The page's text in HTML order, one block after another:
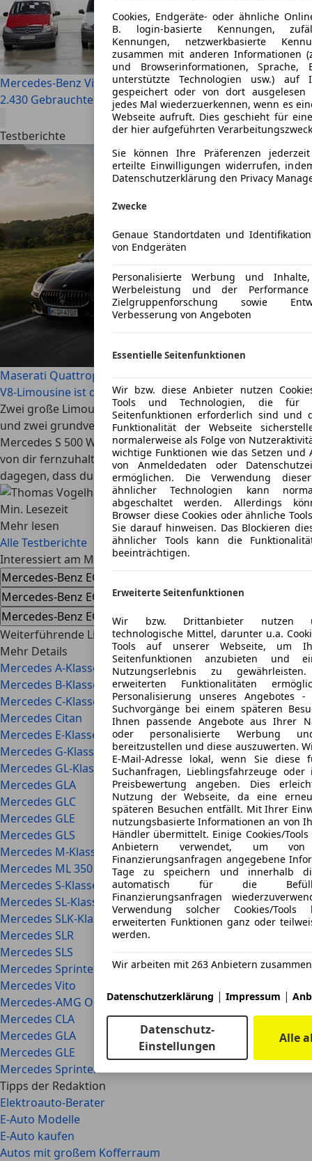
Mercedes-Benz Vito
2.430 Gebrauchte ab € 990
Testberichte
Maserati Quattroporte V vs. Mercedes S 500 W221: Welche
V8-Limousine ist der bessere Youngtimer?
Zwei große Limousinen, zwei frei saugende V8-Motoren
und zwei grundverschiedene Vorstellungen von Luxus: Der
Mercedes S 500 W221 versucht, die Straße möglichst weit
von dir fernzuhalten. Der Maserati Quattroporte V will
dagegen, dass du möglichst viel von ihr spürst.
Thomas Vogelhuber05.08.2026 · Ø 1
Min. Lesezeit
Mehr lesen
Alle Testberichte
Interessiert am Mercedes-Benz EQV
Mercedes-Benz EQV Gebrauchtwagen
Mercedes-Benz EQV Neuwagen
Mercedes-Benz EQV Händlerangebote
Weiterführende Links im Überblick
Mehr Details
Mercedes A-Klasse
Mercedes B-Klasse
Mercedes C-Klasse
Mercedes Citan
Mercedes E-Klasse
Mercedes G-Klasse
Mercedes GL-Klasse
Mercedes GLA
Mercedes GLC
Mercedes GLE
Mercedes GLS
Mercedes M-Klasse
Mercedes ML 350
Mercedes S-Klasse
Mercedes SL-Klasse
Mercedes SLK-Klasse
Mercedes SLR
Mercedes SLS
Mercedes Sprinter
Mercedes Vito
Mercedes-AMG ONE
Mercedes CLA
Mercedes GLA
Mercedes GLE
Mercedes Sprinter
Tipps der Redaktion
Elektroauto-Berater
E-Auto Modelle
E-Auto kaufen
Autos mit großem Kofferraum
Cookies, Endgeräte- oder ähnliche
B. login-basierte Kennungen,
Kennungen, netzwerkbasierte
zusammen mit anderen Informationen
und Browserinformationen, Sprache,
unterstützte Technologien usw.) auf
gespeichert oder von dort
jedes Mal wiederzuerkennen, wenn es
Webseite aufruft. Dies geschieht für
der hier aufgeführten
Sie können Ihre Präferenzen
erteilte Einwilligungen widerrufen,
Datenschutzerklärung den Privacy
Zwecke
Genaue Standortdaten und
von Endgeräten
Personalisierte Werbung und
Werbeleistung und der
Zielgruppenforschung sowie
Verbesserung von Angeboten
Essentielle Seitenfunktionen
Wir bzw. diese Anbieter nutzen
Tools und Technologien, die für
Seitenfunktionen erforderlich sind und
Funktionalität der Webseite
normalerweise als Folge von
wichtige Funktionen wie das Setzen und
von Anmeldedaten oder
ermöglichen. Die Verwendung
ähnlicher Technologien kann
abgeschaltet werden. Allerdings
Browser diese Cookies oder ähnliche
Sie darauf hinweisen. Das Blockieren
ähnlicher Tools kann die
beeinträchtigen.
Erweiterte Seitenfunktionen
Wir bzw. Drittanbieter nutzen
technologische Mittel, darunter u.a.
Tools auf unserer Webseite, um
Seitenfunktionen anzubieten und
Nutzungserlebnis zu
erweiterten Funktionalitäten
Personalisierung unseres Angebotes
Suchvorgänge bei einem späteren
Ihnen passende Angebote aus Ihrer
oder personalisierte Werbung
bereitzustellen und diese auszuwerten.
E-Mail-Adresse lokal, wenn Sie diese
Suchanfragen, Lieblingsfahrzeuge
Preisbewertung angeben. Dies
Nutzung der Webseite, da eine
späteren Besuchen entfällt. Mit Ihrer
nutzungsbasierte Informationen an von
Händler übermittelt. Einige Cookies/
Anbietern verwendet, um
Finanzierungsanfragen angegebene
Tage zu speichern und innerhalb
automatisch für die
Finanzierungsanfragen
Verwendung solcher Cookies/Tools
erweiterten Funktionen ganz oder
werden.
Wir arbeiten mit 263 Anbietern
Datenschutzerklärung | Impressum |
Datenschutz-
Einstellungen
Alle